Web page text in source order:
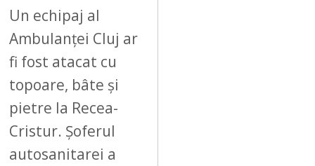
Un echipaj al
Ambulanței Cluj ar
fi fost atacat cu
topoare, bâte și
pietre la Recea-
Cristur. Șoferul
autosanitarei a